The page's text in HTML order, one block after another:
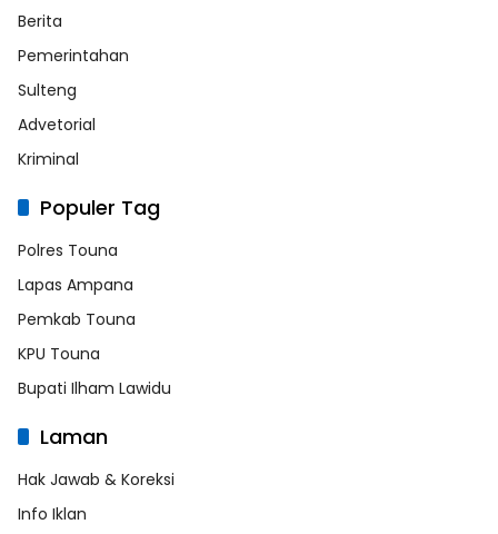
Berita
Pemerintahan
Sulteng
Advetorial
Kriminal
Populer Tag
Polres Touna
Lapas Ampana
Pemkab Touna
KPU Touna
Bupati Ilham Lawidu
Laman
Hak Jawab & Koreksi
Info Iklan